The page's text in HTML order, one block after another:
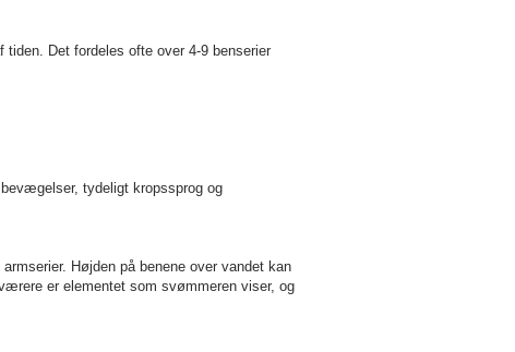
tiden. Det fordeles ofte over 4-9 benserier
tydeligt kropssprog og
Højden på benene over vandet kan
er elementet som svømmeren viser, og